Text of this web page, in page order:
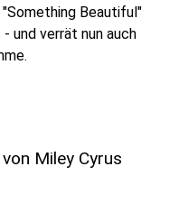
Beautiful"
und verrät nun auch
Miley Cyrus